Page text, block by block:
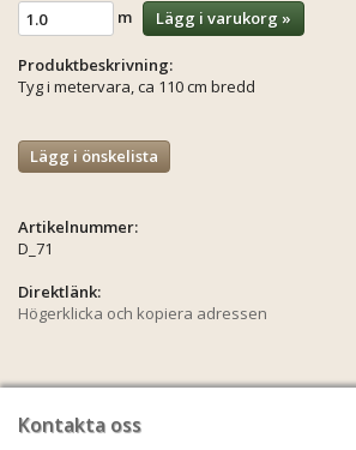
m
Lägg i varukorg »
Produktbeskrivning:
Tyg i metervara, ca 110 cm bredd
Lägg i önskelista
Artikelnummer:
D_71
Direktlänk:
Högerklicka och kopiera adressen
Kontakta oss